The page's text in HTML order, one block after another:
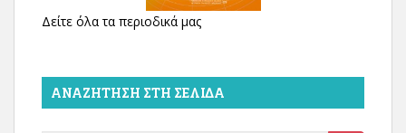
Δείτε όλα τα περιοδικά μας
ΑΝΑΖΉΤΗΣΗ ΣΤΗ ΣΕΛΊΔΑ